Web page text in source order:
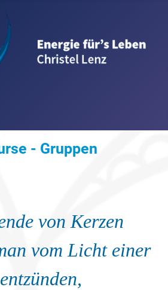
- Gruppen
von Kerzen
vom Licht einer